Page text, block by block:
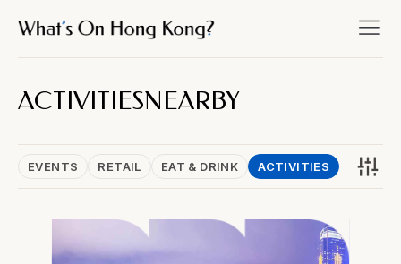
ACTIVITIESNEARBY
EVENTS RETAIL EAT & DRINK ACTIVITIES